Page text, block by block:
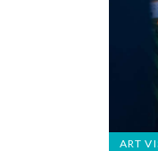
ART